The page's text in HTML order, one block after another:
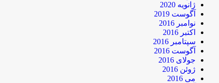
ژانویه 2020
آگوست 2019
نوامبر 2016
اکتبر 2016
سپتامبر 2016
آگوست 2016
جولای 2016
ژوئن 2016
می 2016